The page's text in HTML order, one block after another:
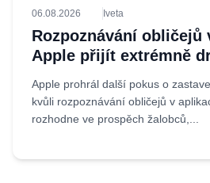
06.08.2026 Iveta
Rozpoznávání obličejů
Apple přijít extrémně
Apple prohrál další pokus o
kvůli rozpoznávání obličejů v
rozhodne ve prospěch žalobců,...